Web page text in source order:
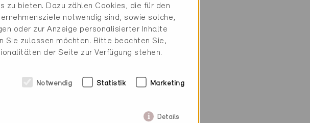
zu bieten. Dazu zählen Cookies, die für den
notwendig sind, sowie solche,
oder zur Anzeige personalisierter Inhalte
Sie zulassen möchten. Bitte beachten Sie,
der Seite zur Verfügung stehen.
Notwendig Statistik Marketing
Details